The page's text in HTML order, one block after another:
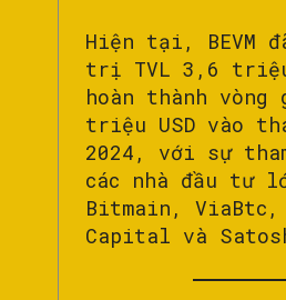
Hiện tại, BEVM
trị TVL 3,6 triệu
hoàn thành vòng
triệu USD vào
2024, với sự
các nhà đầu tư
Bitmain, ViaBtc,
Capital và